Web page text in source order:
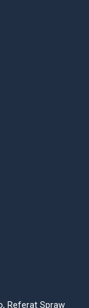
Referat Spraw